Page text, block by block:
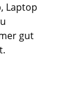
Laptop
gut